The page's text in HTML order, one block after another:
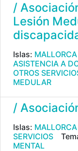
/
Lesión
Islas: MALLORCA
ASISTENCIA A
OTROS
MEDULAR
/
Islas: MALLORCA
SERVICIOS
MENTAL